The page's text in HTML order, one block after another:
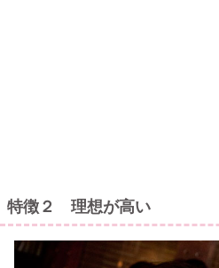
特徴２ 理想が高い